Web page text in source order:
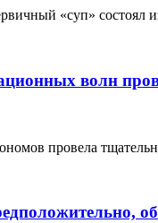
«суп» состоял
волн
провела